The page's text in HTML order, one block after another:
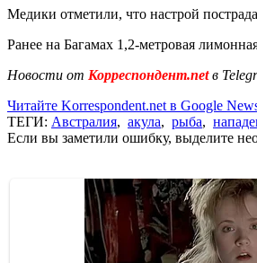
Медики отметили, что настрой
Ранее на Багамах 1,2-метровая
Новости от Корреспондент.netв
Читайте Korrespondent.net в Google
ТЕГИ: Австралия, акула, рыба,
Если вы заметили ошибку, выделите